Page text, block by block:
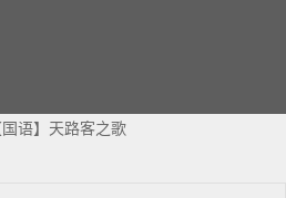
国语】天路客之歌